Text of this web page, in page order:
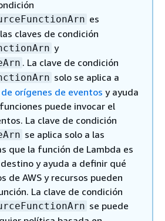
es
claves de condición
y
. La clave de condición
solo se aplica a
orígenes de eventos y ayuda
puede invocar el
La clave de condición
se aplica solo a las
que la función de Lambda es
y ayuda a definir qué
de AWS y recursos pueden
La clave de condición
se puede